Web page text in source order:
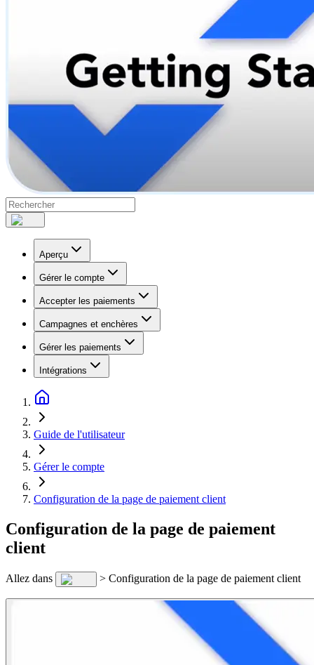
Aperçu
Gérer le compte
Accepter les paiements
Campagnes et enchères
Gérer les paiements
Intégrations
Guide de l'utilisateur
Gérer le compte
Configuration de la page de paiement client
Configuration de la page de paiement
client
Allez dans > Configuration de la page de paiement client